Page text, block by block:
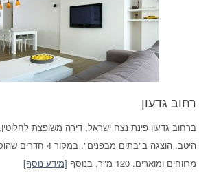
רחוב גדעון
ברחוב גדעון פינת נצח ישראל, דירה משופצת
מרווחים ומוארים. 120 מ"ר, בנוסף
[מידע נוסף]